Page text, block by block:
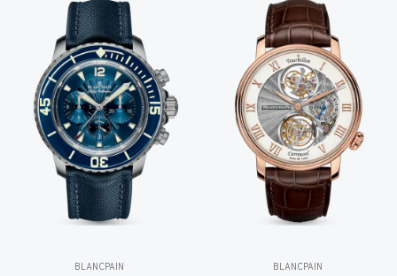
BLANCPAIN BLANCPAIN